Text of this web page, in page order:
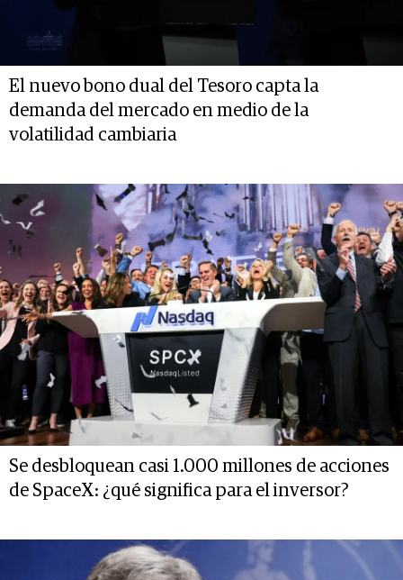
El nuevo bono dual del Tesoro capta la
demanda del mercado en medio de la
volatilidad cambiaria
Se desbloquean casi 1.000 millones de acciones
de SpaceX: ¿qué significa para el inversor?